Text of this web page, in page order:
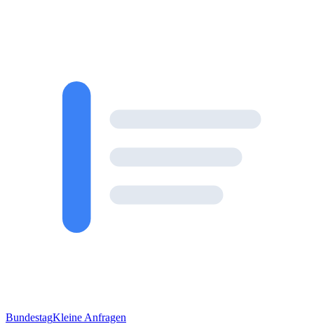
BundestagKleine Anfragen